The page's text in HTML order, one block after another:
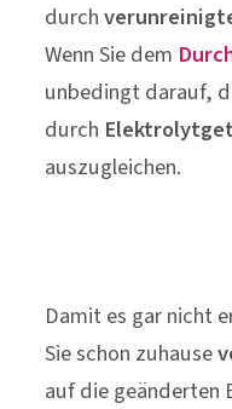
durch
Wenn Sie dem
unbedingt darauf,
durch
auszugleichen.
Damit es gar nicht
Sie schon zuhause
auf die geänderten